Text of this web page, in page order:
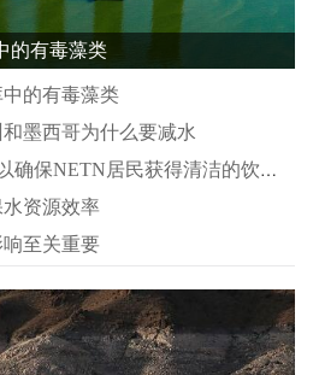
的有毒藻类
的有毒藻类
墨西哥为什么要减水
ETSU学生致力于研究以确保NETN居民获得清洁的饮用水
资源效率
至关重要
什么影响
危机归咎于管理不善
用水限制降至第 1 阶段